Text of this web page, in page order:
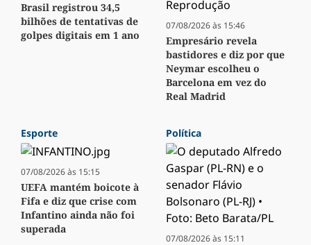
Brasil registrou 34,5
bilhões de tentativas de
golpes digitais em 1 ano
07/08/2026 às 15:46
Empresário revela
bastidores e diz por que
Neymar escolheu o
Barcelona em vez do
Real Madrid
Esporte
07/08/2026 às 15:15
UEFA mantém boicote à
Fifa e diz que crise com
Infantino ainda não foi
superada
Política
07/08/2026 às 15:11